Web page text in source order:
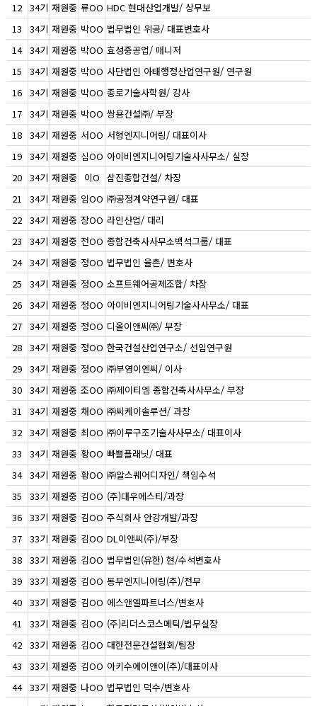
12 34기 재원중 류OO HDC 현대산업개발/ 상무보
13
34기 재원중 박OO 법무법인 위공/ 대표변호사
14 34기 재원중 박OO 효성중공업/ 매니저
15
34기 재원중 박OO 사단법인 아태행정산업연구원/ 연구원
16 34기 재원중 박OO 종로기술사학원/ 강사
17 34기 재원중 박OO 쌍용건설㈜/ 부장
18 34기 재원중 서OO 서형엔지니어링/ 대표이사
19 34기 재원중 심OO 아이비엔지니어링기술사사무소/ 실장
20 34기 재원중 이O 삼진종합건설/ 차장
21
34기 재원중 임OO ㈜공정계약연구원/ 대표
22 34기 재원중 장OO 라인산업/ 대리
23
34기 재원중 전OO 종합건축사사무소백석그룹/ 대표
24 34기 재원중 정OO 법무법인 율촌/ 변호사
25
34기 재원중 정OO 소프트웨어공제조합/ 차장
26 34기 재원중 정OO 아이비엔지니어링기술사사무소/ 대표
27 34기 재원중 정OO 디올이앤씨㈜/ 부장
28 34기 재원중 정OO 한국건설산업연구소/ 선임연구원
29 34기 재원중 정OO ㈜부영이엔씨/ 이사
30 34기 재원중 조OO ㈜제이티엠 종합건축사사무소/ 부장
31
34기 재원중 채OO ㈜씨케이솔루션/ 과장
32 34기 재원중 최OO ㈜이루구조기술사사무소/ 대표이사
33
34기 재원중 황OO 빠쁠플래닛/ 대표
34 34기 재원중 황OO ㈜알스퀘어디자인/ 책임수석
35
33기 재원중 김OO (주)대우에스티/과장
36 33기 재원중 김OO 주식회사 안강개발/과장
37 33기 재원중 김OO DL이앤씨(주)/부장
38 33기 재원중 김OO 법무법인(유한) 현/수석변호사
39 33기 재원중 김OO 동부엔지니어링(주)/전무
40 33기 재원중 김OO 에스앤엘파트너스/변호사
41
33기 재원중 김OO (주)리더스코스메틱/법무실장
42 33기 재원중 김OO 대한전문건설협회/팀장
43
33기 재원중 김OO 아키수에이앤이(주)/대표이사
44 33기 재원중 나OO 법무법인 덕수/변호사